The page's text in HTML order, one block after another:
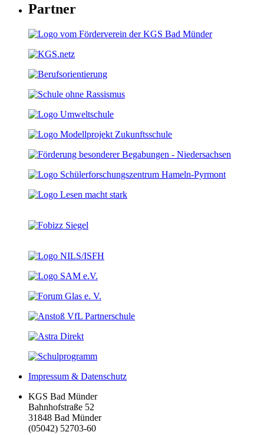
Partner
Impressum & Datenschutz
KGS Bad Münder
Bahnhofstraße 52
31848 Bad Münder
(05042) 52703-60